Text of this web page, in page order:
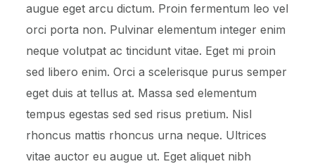
augue eget arcu dictum. Proin fermentum leo vel
orci porta non. Pulvinar elementum integer enim
neque volutpat ac tincidunt vitae. Eget mi proin
sed libero enim. Orci a scelerisque purus semper
eget duis at tellus at. Massa sed elementum
tempus egestas sed sed risus pretium. Nisl
rhoncus mattis rhoncus urna neque. Ultrices
vitae auctor eu augue ut. Eget aliquet nibh